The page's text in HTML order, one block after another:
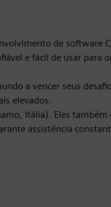
de software
e fácil de usar para
a vencer seus
elevados.
Itália). Eles
assistência